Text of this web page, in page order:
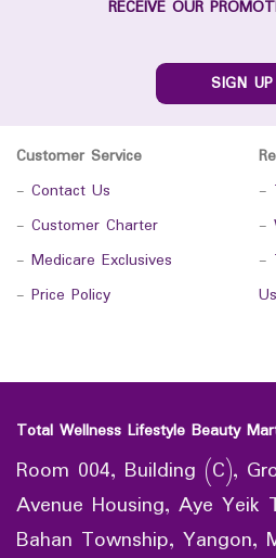
RECEIVE OUR
SIGN UP
Customer Service
- Contact Us
- Customer Charter
- Medicare Exclusives
- Price Policy
-
-
-
Total Wellness Lifestyle Beauty
Room 004, Building (C),
Avenue Housing, Aye Yeik
Bahan Township, Yangon,